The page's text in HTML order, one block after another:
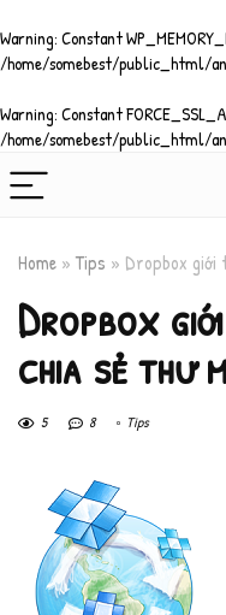
Warning: Constant
/home/somebest/public_html/
Warning: Constant
/home/somebest/public_html/
Home » Tips » Dropbox giới
Dropbox
chia sẻ thư
5 8 Tips